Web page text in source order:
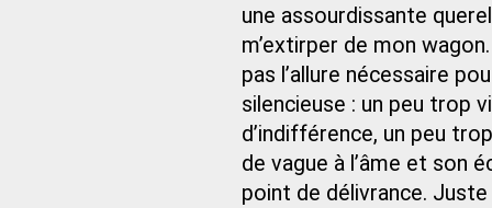
une assourdissante
m’extirper de mon
pas l’allure nécessaire
silencieuse : un peu trop
d’indifférence, un peu
de vague à l’âme et son
point de délivrance.